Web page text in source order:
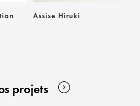
Assise Hiruki
projets